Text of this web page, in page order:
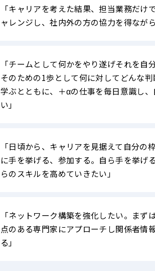
「キャリアを考えた結果、担当業務だ
ャレンジし、社内外の方の協力を得なが
「チームとして何かをやり遂げそれを自
そのための1歩として何に対してどんな
学ぶとともに、＋αの仕事を毎日意識し
い」
「日頃から、キャリアを見据えて自分
に手を挙げる、参加する。自ら手を挙げ
らのスキルを高めていきたい」
「ネットワーク構築を強化したい。ま
点のある専門家にアプローチし関係者情
る」